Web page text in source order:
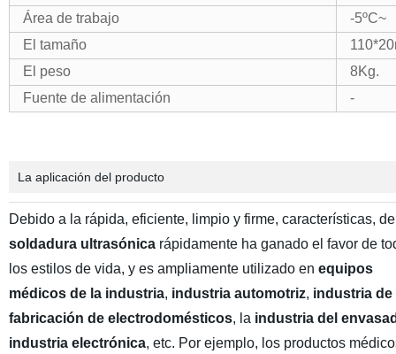
Área de trabajo
-5ºC~
El tamaño
El peso
8Kg.
Fuente de alimentación
-
La aplicación del producto
Debido a la rápida, eficiente, limpio y firme, características,
soldadura ultrasónicarápidamente ha ganado el favor de
los estilos de vida, y es ampliamente utilizado en equipos
médicos de la industria, industria automotriz, industria de
fabricación de electrodomésticos, la industria del
industria electrónica, etc. Por ejemplo, los productos